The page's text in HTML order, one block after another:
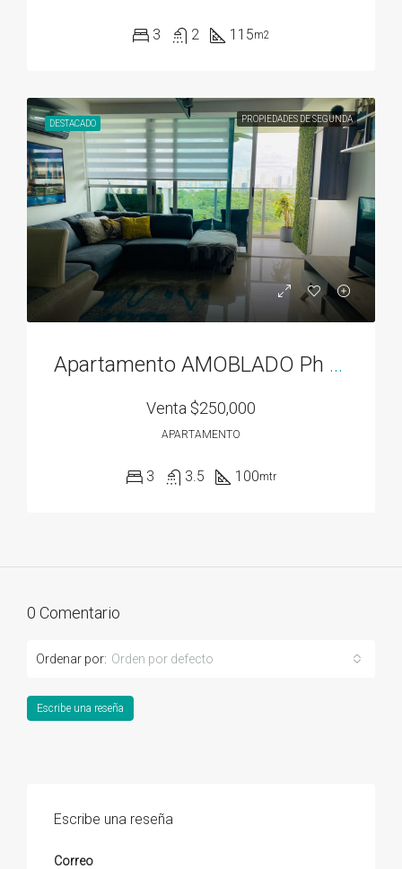
3 2 115m2
DESTACADO PROPIEDADES DE SEGUNDA
Apartamento AMOBLADO Ph Residencias del Sol acceso directo al Parque Omar
Venta $250,000
APARTAMENTO
3 3.5 100mtr
0 Comentario
Ordenar por: Orden por defecto
Escribe una reseña
Escribe una reseña
Correo